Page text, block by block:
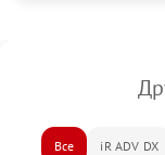
Все iR ADV DX